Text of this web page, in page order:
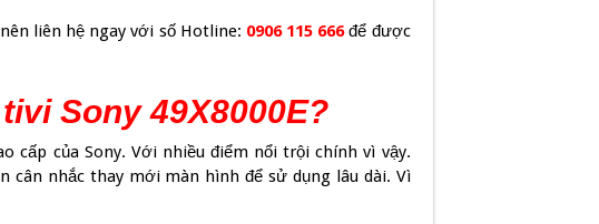
liên hệ ngay với số Hotline: 0906 115 666để được
Sony 49X8000E?
cấp của Sony. Với nhiều điểm nổi trội chính vì vậy.
cân nhắc thay mới màn hình để sử dụng lâu dài. Vì